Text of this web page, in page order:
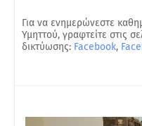
Για να ενημερώνεστε
Υμηττού, γραφτείτε στις
δικτύωσης: Facebook,